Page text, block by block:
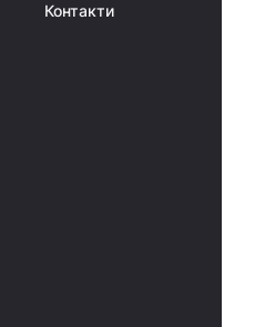
Контакти